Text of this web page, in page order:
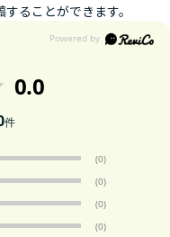
ることができます。
0.0
件
(0)
(0)
(0)
(0)